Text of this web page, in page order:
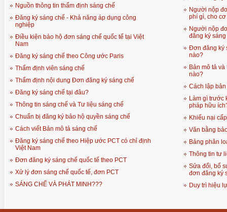
Nguồn thông tin thẩm định sáng chế
Đăng ký sáng chế - Khả năng áp dụng công
nghiệp
Điều kiện bảo hộ đơn sáng chế quốc tế tại Việt
Nam
Đăng ký sáng chế theo Công ước Paris
Thẩm định viên sáng chế
Thẩm định nội dung Đơn đăng ký sáng chế
Đăng ký sáng chế tại đâu?
Thông tin sáng chế và Tư liệu sáng chế
Chuẩn bị đăng ký bảo hộ quyền sáng chế
Cách viết Bản mô tả sáng chế
Đăng ký sáng chế theo Hiệp ước PCT có chỉ định
Việt Nam
Đơn đăng ký sáng chế quốc tế theo PCT
Xử lý đơn sáng chế quốc tế, đơn PCT
SÁNG CHẾ VÀ PHÁT MINH???
Người nộp
phí gì, cho
Người nộp
đăng ký
Đơn đăng ký
nào?
Bản mô tả
nào?
Cách lập
Làm gì trước
pháp hữu
Khiếu nại
Văn bằng
Bảng phân
Thông tin tư
Sửa đổi, bổ
đơn đăng ký
Duy trì hiệu